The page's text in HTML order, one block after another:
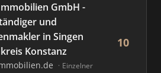
GmbH -
und
in Singen
Konstanz
Einzelner
10